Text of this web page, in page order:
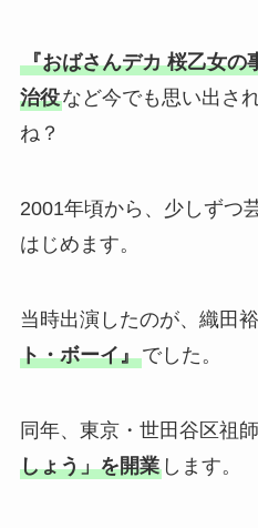
『おばさんデカ 桜乙女の
治役など今でも思い出さ
ね？
2001年頃から、少しずつ
はじめます。
当時出演したのが、織田
ト・ボーイ』でした。
同年、東京・世田谷区祖
しょう」を開業します。